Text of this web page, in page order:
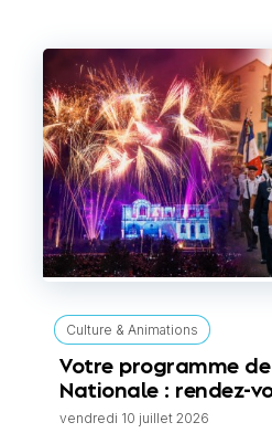
Culture & Animations
Votre programme
Nationale : rendez-
vendredi 10 juillet 2026